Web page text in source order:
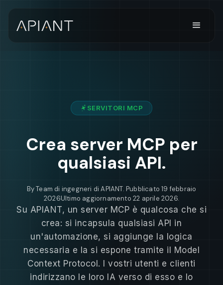
SERVITORI MCP
Crea server MCP per
qualsiasi API.
ByTeam di ingegneri di APIANT. Pubblicato19 febbraio
2026Ultimo aggiornamento 22 aprile 2026.
Su APIANT, un server MCP è qualcosa che si
crea: si incapsula qualsiasi API in
un'automazione, si aggiunge la logica
necessaria e la si espone tramite il Model
Context Protocol. I vostri utenti e clienti
indirizzano le loro IA verso di esso e lo